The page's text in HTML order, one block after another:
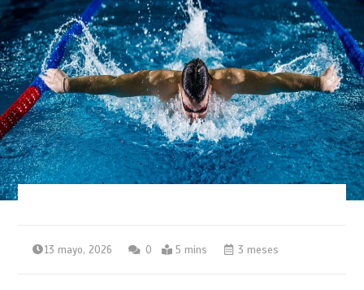
13 mayo, 2026 0 5 mins 3 meses